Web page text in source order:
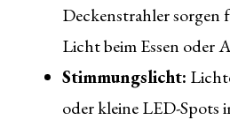
Deckenstrahler sorgen
Licht beim Essen oder
Stimmungslicht:
oder kleine LED-Spots